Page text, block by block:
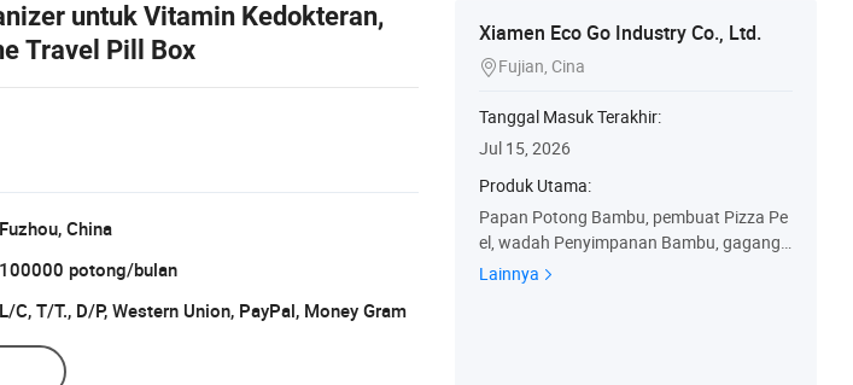
untuk Vitamin Kedokteran,
Travel Pill Box
Fuzhou, China
100000 potong/bulan
L/C, T/T., D/P, Western Union, PayPal, Money Gram
Xiamen Eco Go Industry Co., Ltd.
Fujian, Cina
Tanggal Masuk Terakhir:
Jul 15, 2026
Produk Utama:
Papan Potong Bambu, pembuat Pizza Pe
el, wadah Penyimpanan Bambu, gagang
Peltock bag Penyimpan Kemasan Penyim
Lainnya